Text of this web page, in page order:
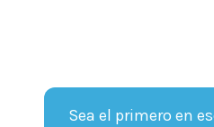
Sea el primero en